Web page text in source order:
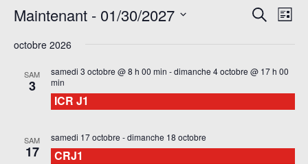
de
vues
Liste
Maintenant - 01/30/2027
une
octobre 2026
SAM
3
samedi 3 octobre @ 8 h 00 min -dimanche 4 octobre @ 17 h 00
min
ICR J1
SAM
17
samedi 17 octobre -dimanche 18 octobre
CRJ1